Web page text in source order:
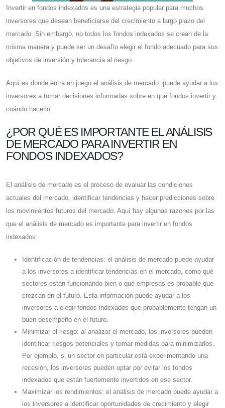
Invertir en fondos indexados es una estrategia popular para muchos
inversores que desean beneficiarse del crecimiento a largo plazo del
mercado. Sin embargo, no todos los fondos indexados se crean de la
misma manera y puede ser un desafío elegir el fondo adecuado para sus
objetivos de inversión y tolerancia al riesgo.
Aquí es donde entra en juego el análisis de mercado: puede ayudar a los
inversores a tomar decisiones informadas sobre en qué fondos invertir y
cuándo hacerlo.
¿POR QUÉ ES IMPORTANTE EL ANÁLISIS
DE MERCADO PARA INVERTIR EN
FONDOS INDEXADOS?
El análisis de mercado es el proceso de evaluar las condiciones
actuales del mercado, identificar tendencias y hacer predicciones sobre
los movimientos futuros del mercado. Aquí hay algunas razones por las
que el análisis de mercado es importante para invertir en fondos
indexados:
Identificación de tendencias: el análisis de mercado puede ayudar
a los inversores a identificar tendencias en el mercado, como qué
sectores están funcionando bien o qué empresas es probable que
crezcan en el futuro. Esta información puede ayudar a los
inversores a elegir fondos indexados que probablemente tengan un
buen desempeño en el futuro.
Minimizar el riesgo: al analizar el mercado, los inversores pueden
identificar riesgos potenciales y tomar medidas para minimizarlos.
Por ejemplo, si un sector en particular está experimentando una
recesión, los inversores pueden optar por evitar los fondos
indexados que están fuertemente invertidos en ese sector.
Maximizar los rendimientos: el análisis de mercado puede ayudar a
los inversores a identificar oportunidades de crecimiento y elegir